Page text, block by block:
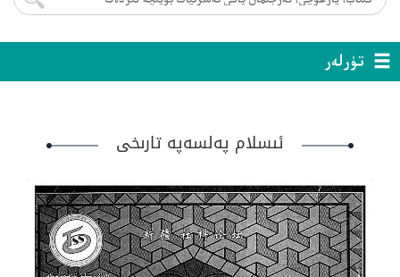
تۈرلەر
ئىسلام پەلسەپە تارىخى